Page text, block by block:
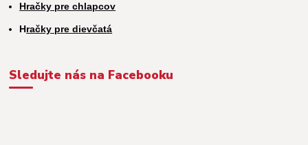
Hračky pre chlapcov
Hračky pre dievčatá
Sledujte nás na Facebooku